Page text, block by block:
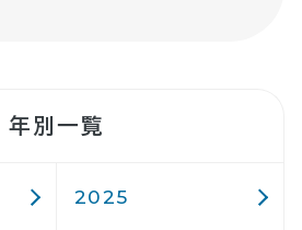
年別一覧
2025